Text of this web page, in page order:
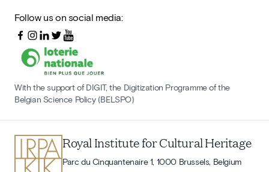
Follow us on social media:
With the support of DIGIT, the Digitization Programme of the
Belgian Science Policy (BELSPO)
Royal Institute for Cultural Heritage
Parc du Cinquantenaire 1, 1000 Brussels, Belgium